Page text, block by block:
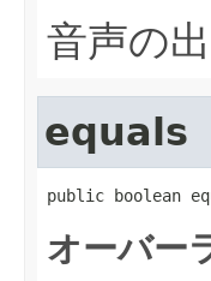
音声の
equals
public boolean
オーバー